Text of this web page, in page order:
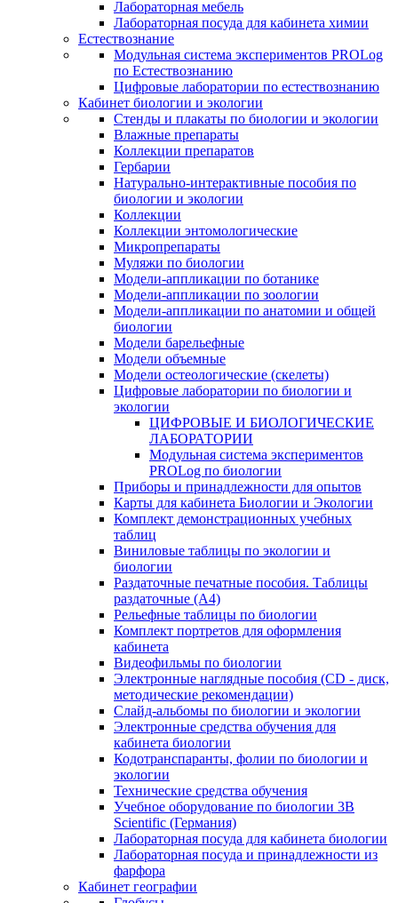
Лабораторная мебель
Лабораторная посуда для кабинета химии
Естествознание
Модульная система экспериментов PROLog
по Естествознанию
Цифровые лаборатории по естествознанию
Кабинет биологии и экологии
Стенды и плакаты по биологии и экологии
Влажные препараты
Коллекции препаратов
Гербарии
Натурально-интерактивные пособия по
биологии и экологии
Коллекции
Коллекции энтомологические
Микропрепараты
Муляжи по биологии
Модели-аппликации по ботанике
Модели-аппликации по зоологии
Модели-аппликации по анатомии и общей
биологии
Модели барельефные
Модели объемные
Модели остеологические (скелеты)
Цифровые лаборатории по биологии и
экологии
ЦИФРОВЫЕ И БИОЛОГИЧЕСКИЕ
ЛАБОРАТОРИИ
Модульная система экспериментов
PROLog по биологии
Приборы и принадлежности для опытов
Карты для кабинета Биологии и Экологии
Комплект демонстрационных учебных
таблиц
Виниловые таблицы по экологии и
биологии
Раздаточные печатные пособия. Таблицы
раздаточные (А4)
Рельефные таблицы по биологии
Комплект портретов для оформления
кабинета
Видеофильмы по биологии
Электронные наглядные пособия (CD - диск,
методические рекомендации)
Слайд-альбомы по биологии и экологии
Электронные средства обучения для
кабинета биологии
Кодотранспаранты, фолии по биологии и
экологии
Технические средства обучения
Учебное оборудование по биологии 3B
Scientific (Германия)
Лабораторная посуда для кабинета биологии
Лабораторная посуда и принадлежности из
фарфора
Кабинет географии